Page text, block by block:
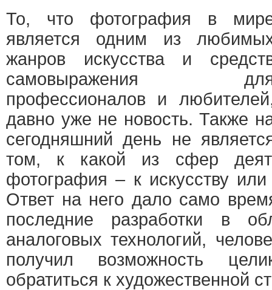
То, что фотография в
является одним из
жанров искусства и
самовыражения
профессионалов и
давно уже не новость. Также
сегодняшний день не
том, к какой из сфер
фотография – к искусству
Ответ на него дало само
последние разработки в
аналоговых технологий,
получил возможность
обратиться к художественной